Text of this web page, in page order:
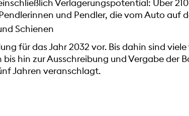
Verlagerungspotential: Über
und Pendler, die vom Auto auf
Schienen
für das Jahr 2032 vor. Bis dahin sind
hin zur Ausschreibung und Vergabe der
Jahren veranschlagt.